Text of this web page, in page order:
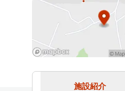
施設紹介